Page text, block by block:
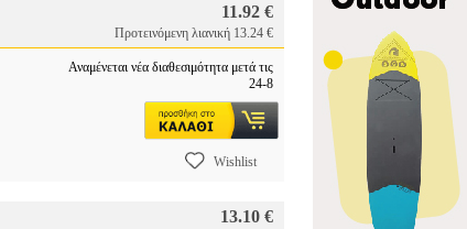
11.92 €
Προτεινόμενη λιανική 13.24 €
Αναμένεται νέα διαθεσιμότητα μετά τις
24-8
Wishlist
13.10 €